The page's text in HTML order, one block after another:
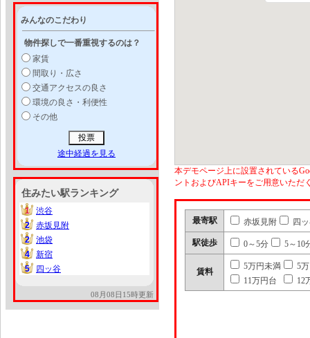
みんなのこだわり
物件探しで一番重視するのは？
家賃
間取り・広さ
交通アクセスの良さ
環境の良さ・利便性
その他
途中経過を見る
住みたい駅ランキング
1
1
渋谷
2
2
赤坂見附
2
2
池袋
4
4
新宿
5
5 四ッ谷
08月08日15時更新
本デモページ上に設置されている
ントおよびAPIキーをご用意いただ
最寄駅 赤坂見附 四
駅徒歩 0～5分 5～10
賃料
5万円未満
5
11万円台
12